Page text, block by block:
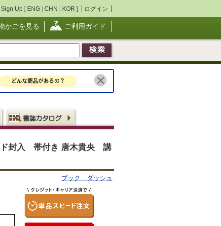
Sign Up [ ENG | CHN | KOR ] ログイン
かごを見る ご利用ガイド
ド封入 帯付き 唐木貴央 講
ブック ダッシュ